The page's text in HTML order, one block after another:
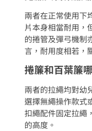
兩者在正常使用下
片本身相當耐用，
的捲管及彈弓機制
言，耐用度相若，
捲簾和百葉簾
兩者的拉繩均對幼
選擇無繩操作款式
扣繩配件固定拉繩
的高度。